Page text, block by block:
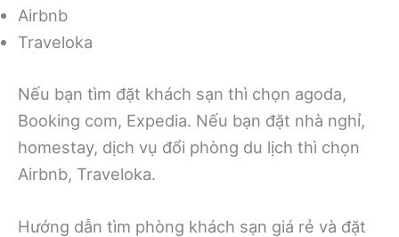
Airbnb
Traveloka
Nếu bạn tìm đặt khách sạn thì chọn agoda,
Booking com, Expedia. Nếu bạn đặt nhà nghỉ,
homestay, dịch vụ đổi phòng du lịch thì chọn
Airbnb, Traveloka.
Hướng dẫn tìm phòng khách sạn giá rẻ và đặt